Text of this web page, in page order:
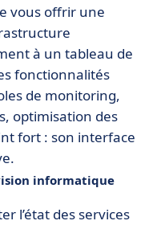
vous offrir une
à un tableau de
fonctionnalités
de monitoring,
optimisation des
fort : son interface
informatique
l’état des services